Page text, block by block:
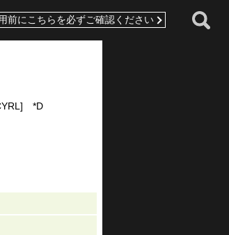
前にこちらを必ずご確認ください
*D